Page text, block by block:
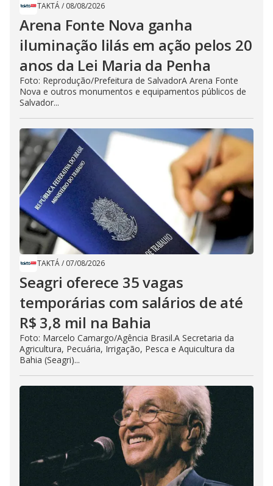
TAKTÁ/ 08/08/2026
Arena Fonte Nova ganha
iluminação lilás em ação pelos 20
anos da Lei Maria da Penha
Foto: Reprodução/Prefeitura de SalvadorA Arena Fonte
Nova e outros monumentos e equipamentos públicos de
Salvador...
TAKTÁ/ 07/08/2026
Seagri oferece 35 vagas
temporárias com salários de até
R$ 3,8 mil na Bahia
Foto: Marcelo Camargo/Agência Brasil.A Secretaria da
Agricultura, Pecuária, Irrigação, Pesca e Aquicultura da
Bahia (Seagri)...